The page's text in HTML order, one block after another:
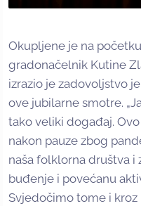
Okupljene je na
gradonačelnik Kutine
izrazio je zadovoljstvo
ove jubilarne smotre.
tako veliki događaj.
nakon pauze zbog
naša folklorna društva
buđenje i povećanu
Svjedočimo tome i